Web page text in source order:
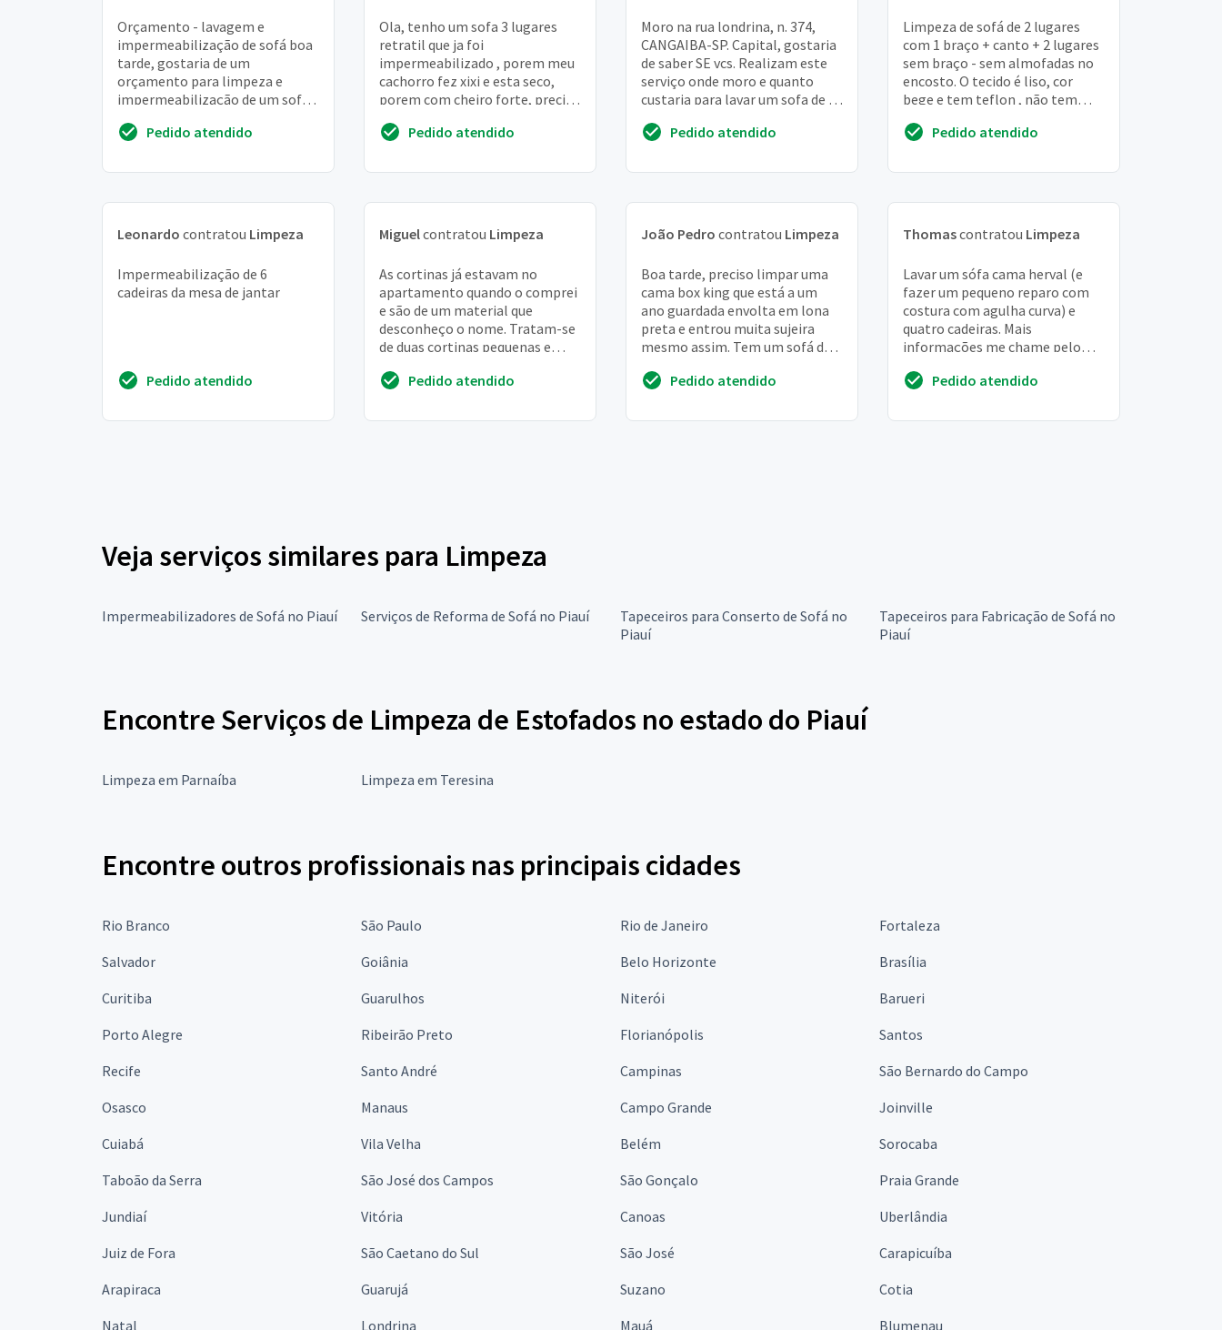
Orçamento - lavagem e
impermeabilização de sofá boa
tarde, gostaria de um
orçamento para limpeza e
impermeabilização de um sofá
com as almofadas do encosto ...
Pedido atendido
Ola, tenho um sofa 3 lugares
retratil que ja foi
impermeabilizado , porem meu
cachorro fez xixi e esta seco,
porem com cheiro forte, preciso
com tecnica d...
Pedido atendido
Moro na rua londrina, n. 374,
CANGAIBA-SP. Capital, gostaria
de saber SE vcs. Realizam este
serviço onde moro e quanto
custaria para lavar um sofa de 2
(bere...Pedido atendido
Limpeza de sofá de 2 lugares
com 1 braço + canto + 2 lugares
sem braço - sem almofadas no
encosto. O tecido é liso, cor
bege e tem teflon , não tem
empoeirado
Pedido atendido
Leonardo contratou Limpeza
Impermeabilização de 6
cadeiras da mesa de jantar
Pedido atendido
Miguelcontratou Limpeza
As cortinas já estavam no
apartamento quando o comprei
e são de um material que
desconheço o nome. Tratam-se
de duas cortinas pequenas e
a limpeza das mesmas
Pedido atendido
João Pedro contratou Limpeza
Boa tarde, preciso limpar uma
cama box king que está a um
ano guardada envolta em lona
preta e entrou muita sujeira
mesmo assim. Tem um sofá de 4
situaçãoPedido atendido
Thomascontratou Limpeza
Lavar um sófa cama herval (e
fazer um pequeno reparo com
costura com agulha curva) e
quatro cadeiras. Mais
informações me chame pelo
Pedido atendido
Veja serviços similares para Limpeza
Impermeabilizadores de Sofá no Piauí Serviços de Reforma de Sofá no Piauí
Tapeceiros para Conserto de Sofá no
Piauí
Tapeceiros para Fabricação de Sofá no
Piauí
Encontre Serviços de Limpeza de Estofados no estado do Piauí
Limpeza em Parnaíba Limpeza em Teresina
Encontre outros profissionais nas principais cidades
Rio Branco São Paulo Rio de Janeiro
Fortaleza
Salvador
Goiânia Belo Horizonte
Brasília
Curitiba
Guarulhos Niterói
Barueri
Porto Alegre
Ribeirão Preto Florianópolis
Santos
Recife
Santo André Campinas
São Bernardo do Campo
Osasco
Manaus Campo Grande
Joinville
Cuiabá
Vila Velha Belém
Sorocaba
Taboão da Serra
São José dos Campos São Gonçalo
Praia Grande
Jundiaí
Vitória Canoas
Uberlândia
Juiz de Fora
São Caetano do Sul São José
Carapicuíba
Arapiraca
Guarujá Suzano
Cotia
Natal
Londrina Mauá Blumenau